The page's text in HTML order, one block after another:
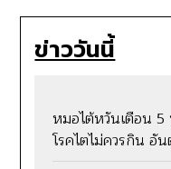
ข่าววันนี้
หมอไต้หวันเตือน 5
โรคไตไม่ควรกิน อั